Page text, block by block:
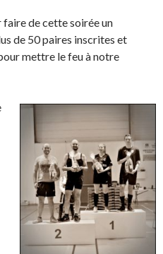
de cette soirée un
de 50 paires inscrites et
mettre le feu à notre